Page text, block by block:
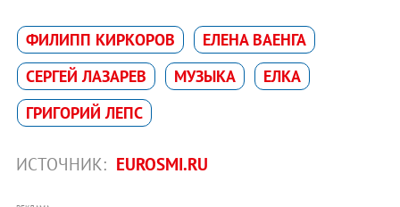
ФИЛИПП КИРКОРОВ
ЕЛЕНА ВАЕНГА
СЕРГЕЙ ЛАЗАРЕВ
МУЗЫКА
ЕЛКА
ГРИГОРИЙ ЛЕПС
ИСТОЧНИК: EUROSMI.RU